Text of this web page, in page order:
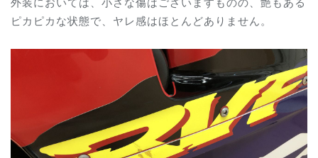
ピカピカな状態で、ヤレ感はほとんどありません。